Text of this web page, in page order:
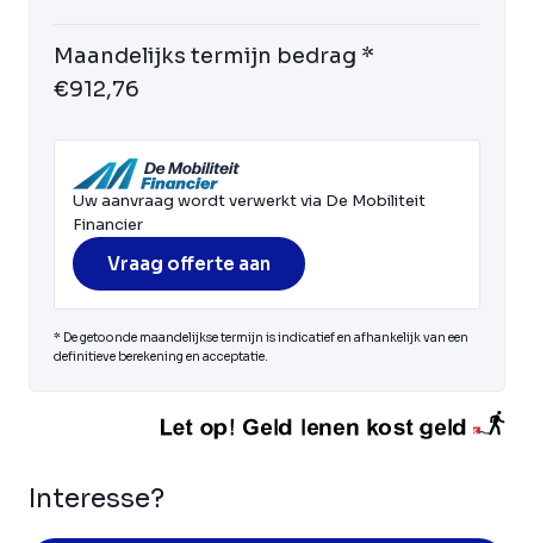
Maandelijks termijn bedrag *
€912,76
Uw aanvraag wordt verwerkt via De Mobiliteit
Financier
Vraag offerte aan
* De getoonde maandelijkse termijn is indicatief en afhankelijk van een
definitieve berekening en acceptatie.
Interesse?